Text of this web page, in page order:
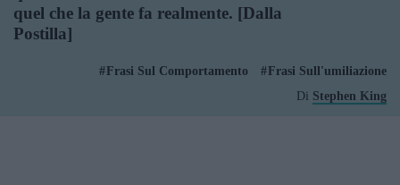
quel che la gente fa realmente. [Dalla
Postilla]
Frasi Sul Comportamento
Frasi Sull'umiliazione
Di Stephen King